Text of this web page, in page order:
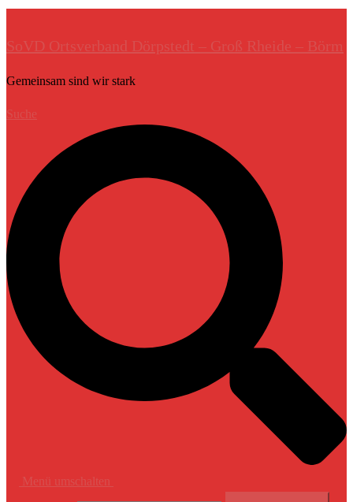
SoVD Ortsverband Dörpstedt – Groß Rheide – Börm
Gemeinsam sind wir stark
Suche
Menü umschalten